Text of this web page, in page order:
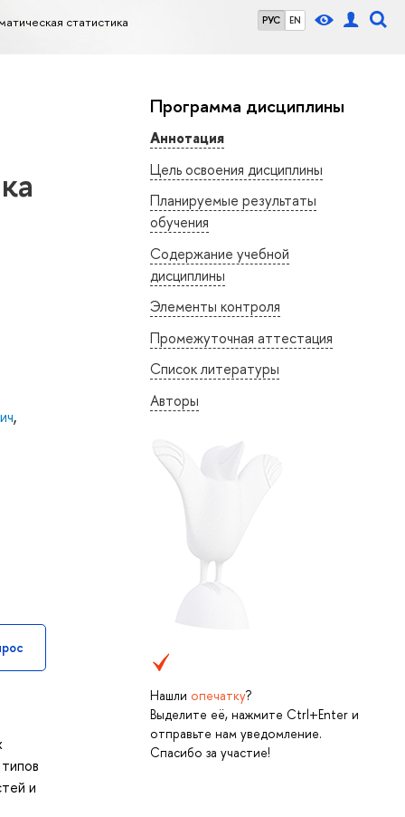
РУС EN
статистика
Программа дисциплины
Аннотация
Цель освоения дисциплины
Планируемые результаты
обучения
Содержание учебной
дисциплины
Элементы контроля
Промежуточная аттестация
Список литературы
Авторы
Нашли опечатку?
Выделите её, нажмите Ctrl+Enter и
отправьте нам уведомление.
Спасибо за участие!
,
и